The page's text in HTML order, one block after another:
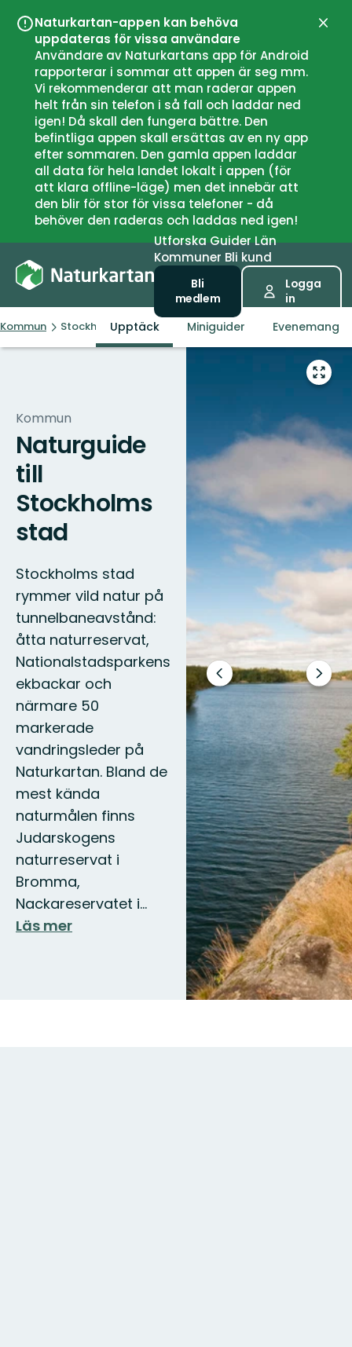
Naturkartan-appen kan behöva
uppdateras för vissa användare
Användare av Naturkartans app för Android
rapporterar i sommar att appen är seg mm.
Vi rekommenderar att man raderar appen
helt från sin telefon i så fall och laddar ned
igen! Då skall den fungera bättre. Den
befintliga appen skall ersättas av en ny app
efter sommaren. Den gamla appen laddar
all data för hela landet lokalt i appen (för
att klara offline-läge) men det innebär att
den blir för stor för vissa telefoner - då
behöver den raderas och laddas ned igen!
UtforskaGuiderLän
Kommuner Bli kund
Bli
medlem
Logga
in
Kommun Stockholms stad
Upptäck Miniguider Evenemang
Kommun
Naturguide
till
Stockholms
stad
Stockholms stad
rymmer vild natur på
tunnelbaneavstånd:
åtta naturreservat,
Nationalstadsparkens
ekbackar och
närmare 50
markerade
vandringsleder på
Naturkartan. Bland de
mest kända
naturmålen finns
Judarskogens
naturreservat i
Bromma,
Nackareservatet i…
Läs mer
Gå
till
Föregående
bild
Nästa